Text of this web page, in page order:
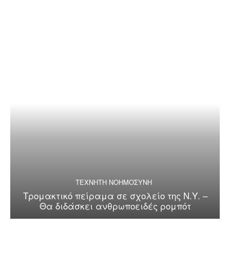
ΤΕΧΝΗΤΗ ΝΟΗΜΟΣΥΝΗ
Τρομακτικό πείραμα σε σχολείο της Ν.Υ. –
Θα διδάσκει ανθρωποειδές ρομπότ